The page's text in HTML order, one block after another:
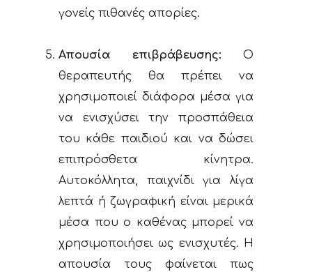
γονείς πιθανές απορίες.
Απουσία επιβράβευσης: O
θεραπευτής θα πρέπει να
χρησιμοποιεί διάφορα μέσα για
να ενισχύσει την προσπάθεια
του κάθε παιδιού και να δώσει
επιπρόσθετα κίνητρα.
Αυτοκόλλητα, παιχνίδι για λίγα
λεπτά ή ζωγραφική είναι μερικά
μέσα που ο καθένας μπορεί να
χρησιμοποιήσει ως ενισχυτές. Η
απουσία τους φαίνεται πως